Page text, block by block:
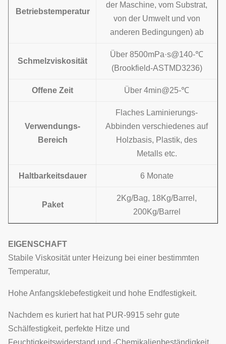
Betriebstemperatur
der Maschine, vom Substrat,
von der Umwelt und von
anderen Bedingungen) ab
Schmelzviskosität
Über 8500mPa·s@140-℃
(Brookfield-ASTMD3236)
Offene Zeit Über 4min@25-℃
Verwendungs-
Bereich
Flaches Laminierungs-
Abbinden verschiedenes auf
Holzbasis, Plastik, des
Metalls etc.
Haltbarkeitsdauer 6 Monate
Paket
2Kg/Bag, 18Kg/Barrel,
200Kg/Barrel
EIGENSCHAFT
Stabile Viskosität unter Heizung bei einer bestimmten
Temperatur,
Hohe Anfangsklebefestigkeit und hohe Endfestigkeit.
Nachdem es kuriert hat hat PUR-9915 sehr gute
Schälfestigkeit, perfekte Hitze und
Feuchtigkeitswiderstand und -Chemikalienbeständigkeit.